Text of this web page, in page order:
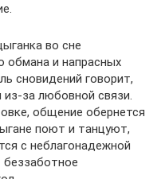
во сне
обмана и напрасных
сновидений говорит,
за любовной связи.
общение обернется
поют и танцуют,
с неблагонадежной
беззаботное